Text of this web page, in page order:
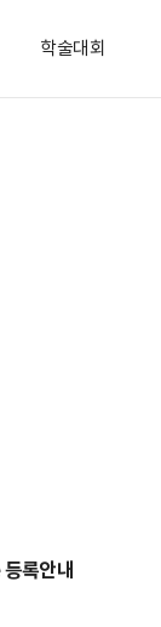
학술대회
록안내